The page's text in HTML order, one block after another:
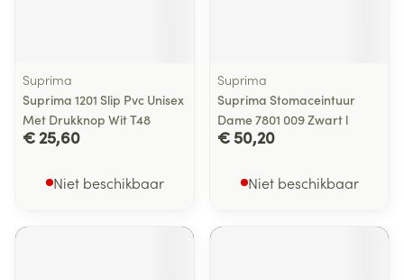
Suprima
Suprima 1201 Slip Pvc Unisex
Met Drukknop Wit T48
€ 25,60
Niet beschikbaar
Suprima
Suprima Stomaceintuur
Dame 7801 009 Zwart l
€ 50,20
Niet beschikbaar